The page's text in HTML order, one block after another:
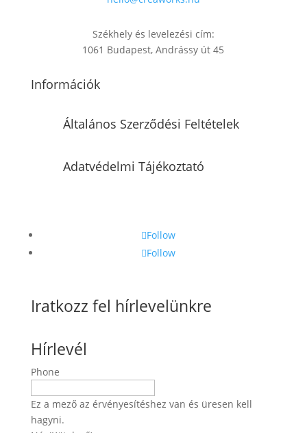
Székhely és levelezési cím:
1061 Budapest, Andrássy út 45
Információk
Általános Szerződési Feltételek
Adatvédelmi Tájékoztató
Follow
Follow
Iratkozz fel hírlevelünkre
Hírlevél
Phone
Ez a mező az érvényesítéshez van és üresen kell
hagyni.